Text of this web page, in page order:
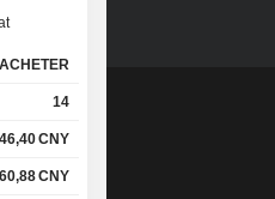
ACHETER
14
46,40CNY
60,88CNY